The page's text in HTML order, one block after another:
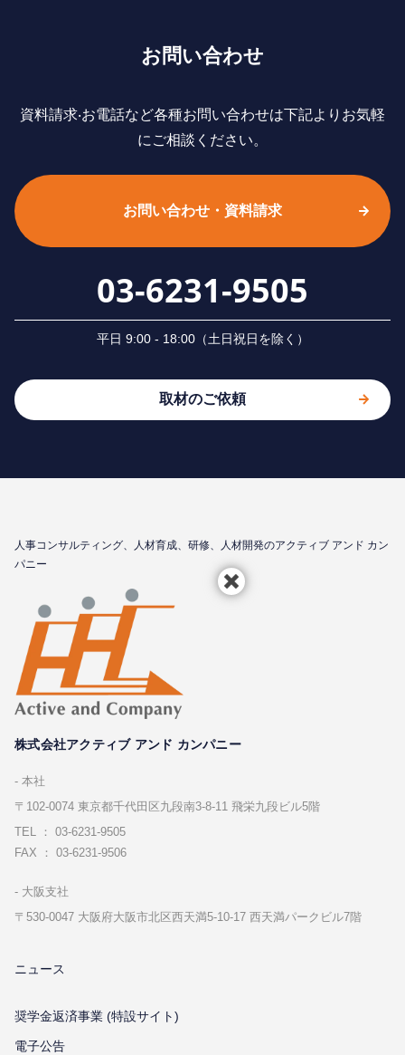
お問い合わせ
資料請求‧お電話など各種お問い合わせは下記よりお気軽
にご相談ください。
お問い合わせ・資料請求
03-6231-9505
平⽇ 9:00 - 18:00（⼟⽇祝⽇を除く）
取材のご依頼
⼈事コンサルティング、⼈材育成、研修、⼈材開発のアクティブ アンド カン
パニー
株式会社アクティブ アンド カンパニー
本社
〒102-0074 東京都千代⽥区九段南3-8-11 飛栄九段ビル5階
TEL ： 03-6231-9505
FAX ： 03-6231-9506
⼤阪⽀社
〒530-0047 ⼤阪府⼤阪市北区⻄天満5-10-17 ⻄天満パークビル7階
ニュース
奨学金返済事業 (特設サイト)
電子公告